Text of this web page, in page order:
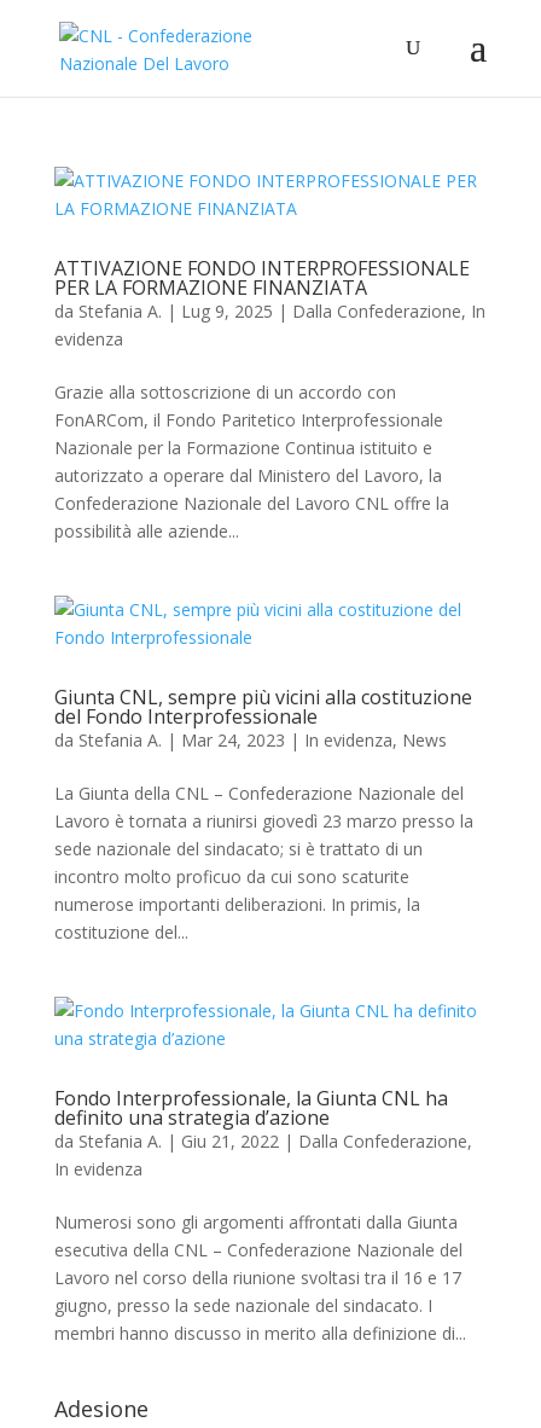
ATTIVAZIONE FONDO INTERPROFESSIONALE
PER LA FORMAZIONE FINANZIATA
da Stefania A. | Lug 9, 2025 | Dalla Confederazione, In
evidenza
Grazie alla sottoscrizione di un accordo con
FonARCom, il Fondo Paritetico Interprofessionale
Nazionale per la Formazione Continua istituito e
autorizzato a operare dal Ministero del Lavoro, la
Confederazione Nazionale del Lavoro CNL offre la
possibilità alle aziende...
Giunta CNL, sempre più vicini alla costituzione
del Fondo Interprofessionale
da Stefania A. | Mar 24, 2023 | In evidenza, News
La Giunta della CNL – Confederazione Nazionale del
Lavoro è tornata a riunirsi giovedì 23 marzo presso la
sede nazionale del sindacato; si è trattato di un
incontro molto proficuo da cui sono scaturite
numerose importanti deliberazioni. In primis, la
costituzione del...
Fondo Interprofessionale, la Giunta CNL ha
definito una strategia d’azione
da Stefania A. | Giu 21, 2022| Dalla Confederazione,
In evidenza
Numerosi sono gli argomenti affrontati dalla Giunta
esecutiva della CNL – Confederazione Nazionale del
Lavoro nel corso della riunione svoltasi tra il 16 e 17
giugno, presso la sede nazionale del sindacato. I
membri hanno discusso in merito alla definizione di...
Adesione